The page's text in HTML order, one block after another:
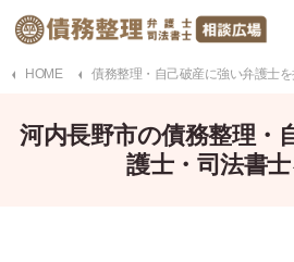
HOME 債務整理・自己破産に強い弁護士
河内長野市の債務整理・
護士・司法書